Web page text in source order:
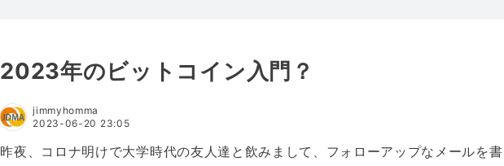
2023年のビットコイン入門？
jimmyhomma
2023-06-20 23:05
昨夜、コロナ明けで大学時代の友人達と飲みまして、フォローアップなメールを書